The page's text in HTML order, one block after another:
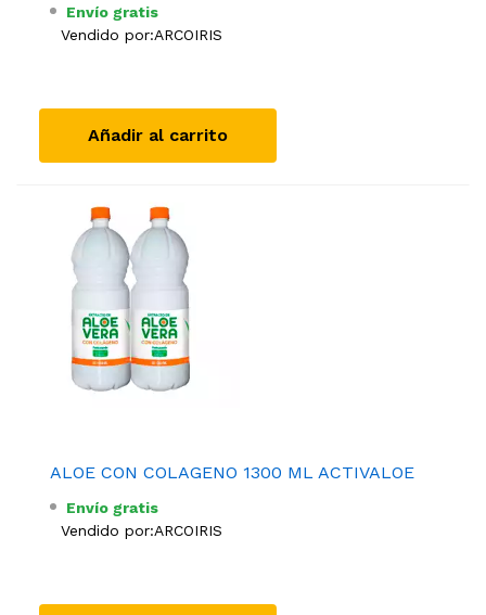
Envío gratis
Vendido por:ARCOIRIS
Añadir al carrito
ALOE CON COLAGENO 1300 ML ACTIVALOE
Envío gratis
Vendido por:ARCOIRIS